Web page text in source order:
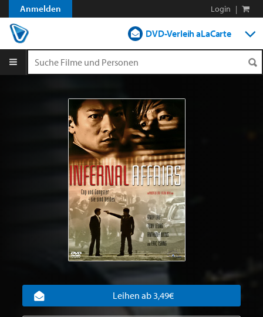
Anmelden Login |
DVD-Verleih aLaCarte
Shop
Blog
Leihen ab 3,49€